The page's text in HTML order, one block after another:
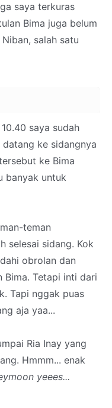
saya terkuras
Bima juga belum
salah satu
saya sudah
ke sidangnya
ke Bima
banyak untuk
teman
selesai sidang. Kok
obrolan dan
Bima. Tetapi inti dari
Tapi nggak puas
aja yaa...
Ria Inay yang
Hmmm... enak
yeees...